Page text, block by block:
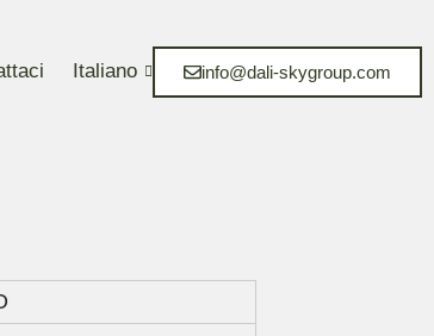
Italiano info@dali-skygroup.com